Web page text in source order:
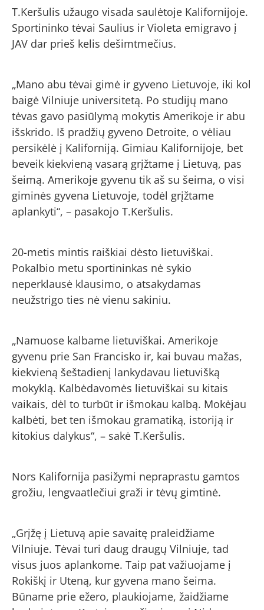
T.Keršulis užaugo visada saulėtoje Kalifornijoje.
Sportininko tėvai Saulius ir Violeta emigravo į
JAV dar prieš kelis dešimtmečius.
„Mano abu tėvai gimė ir gyveno Lietuvoje, iki kol
baigė Vilniuje universitetą. Po studijų mano
tėvas gavo pasiūlymą mokytis Amerikoje ir abu
išskrido. Iš pradžių gyveno Detroite, o vėliau
persikėlė į Kaliforniją. Gimiau Kalifornijoje, bet
beveik kiekvieną vasarą grįžtame į Lietuvą, pas
šeimą. Amerikoje gyvenu tik aš su šeima, o visi
giminės gyvena Lietuvoje, todėl grįžtame
aplankyti“, – pasakojo T.Keršulis.
20-metis mintis raiškiai dėsto lietuviškai.
Pokalbio metu sportininkas nė sykio
neperklausė klausimo, o atsakydamas
neužstrigo ties nė vienu sakiniu.
„Namuose kalbame lietuviškai. Amerikoje
gyvenu prie San Francisko ir, kai buvau mažas,
kiekvieną šeštadienį lankydavau lietuvišką
mokyklą. Kalbėdavomės lietuviškai su kitais
vaikais, dėl to turbūt ir išmokau kalbą. Mokėjau
kalbėti, bet ten išmokau gramatiką, istoriją ir
kitokius dalykus“, – sakė T.Keršulis.
Nors Kalifornija pasižymi nepraprastu gamtos
grožiu, lengvaatlečiui graži ir tėvų gimtinė.
„Grįžę į Lietuvą apie savaitę praleidžiame
Vilniuje. Tėvai turi daug draugų Vilniuje, tad
visus juos aplankome. Taip pat važiuojame į
Rokiškį ir Uteną, kur gyvena mano šeima.
Būname prie ežero, plaukiojame, žaidžiame